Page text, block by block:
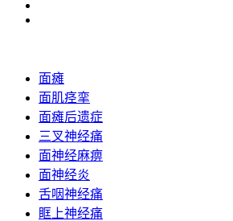
面瘫
面肌痉挛
面瘫后遗症
三叉神经痛
面神经麻痹
面神经炎
舌咽神经痛
眶上神经痛